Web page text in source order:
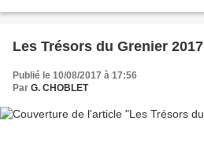
Les Trésors du Grenier 2017
Publié le 10/08/2017 à 17:56
Par G. CHOBLET